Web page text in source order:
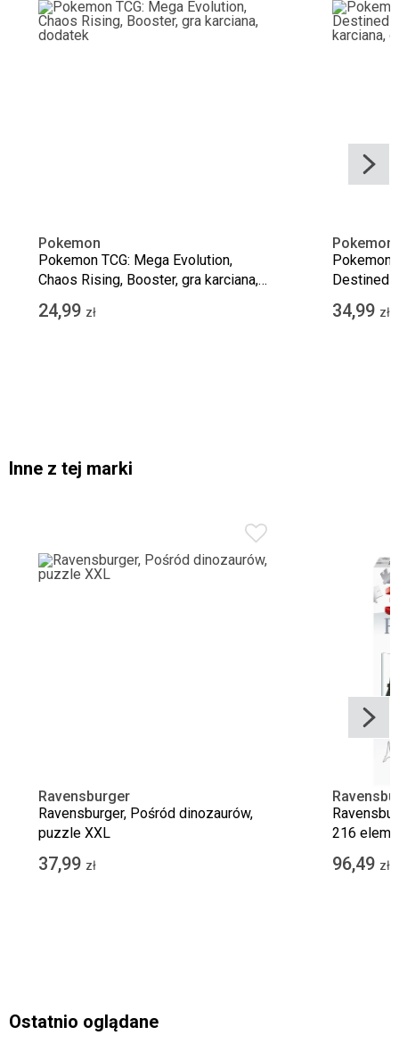
Pokemon
Pokemon TCG: Mega Evolution,
Chaos Rising, Booster, gra karciana,
dodatek
24,99 zł
Pokemon
Pokemon
Destined
karciana,
34,99 zł
Inne z tej marki
Ravensburger
Ravensburger, Pośród dinozaurów,
puzzle XXL
37,99 zł
216
96,49 zł
Ostatnio oglądane